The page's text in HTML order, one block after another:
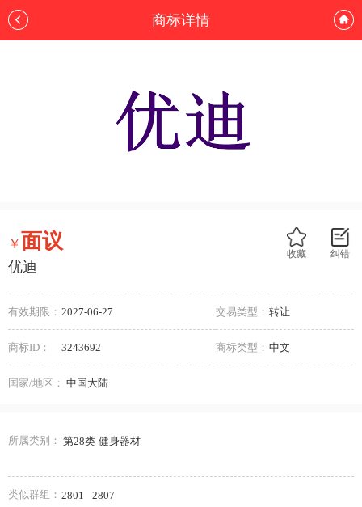
商标详情
纠错
收藏
￥面议
优迪
有效期限： 2027-06-27 交易类型： 转让
商标ID： 3243692 商标类型： 中文
国家/地区： 中国大陆
所属类别： 第28类-健身器材
类似群组： 2801 2807